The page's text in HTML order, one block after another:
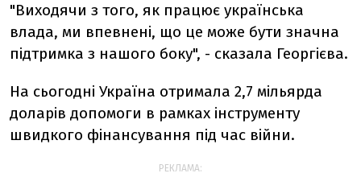
"Виходячи з того, як працює українська
влада, ми впевнені, що це може бути значна
підтримка з нашого боку", - сказала Георгієва.
На сьогодні Україна отримала 2,7 мільярда
доларів допомоги в рамках інструменту
швидкого фінансування під час війни.
РЕКЛАМА: